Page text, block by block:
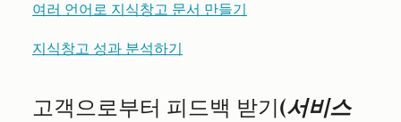
여러 언어로 지식창고 문서 만들기
지식창고 성과 분석하기
고객으로부터 피드백 받기(서비스